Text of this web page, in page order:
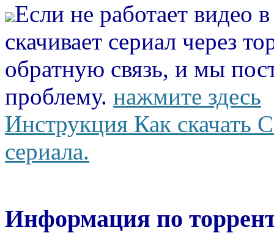
Если не работает видео
скачивает сериал через
обратную связь, и мы
проблему. нажмите здесь
Инструкция Как скачать
сериала.
Информация по